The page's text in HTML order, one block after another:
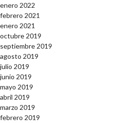
enero 2022
febrero 2021
enero 2021
octubre 2019
septiembre 2019
agosto 2019
julio 2019
junio 2019
mayo 2019
abril 2019
marzo 2019
febrero 2019